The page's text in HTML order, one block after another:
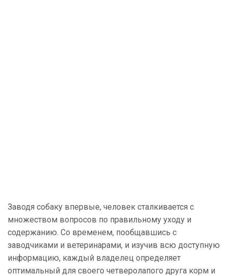
Заводя собаку впервые, человек сталкивается с
множеством вопросов по правильному уходу и
содержанию. Со временем, пообщавшись с
заводчиками и ветеринарами, и изучив всю доступную
информацию, каждый владелец определяет
оптимальный для своего четверолапого друга корм и